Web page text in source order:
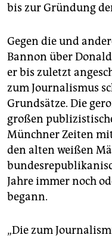
bis zur Gründung
Gegen die und
Bannon über
er bis zuletzt
zum Journalismus
Grundsätze. Die
großen
Münchner Zeiten
den alten weißen
Jahre immer noch
begann.
„Die zum